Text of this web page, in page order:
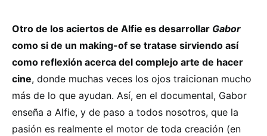
Otro de los aciertos de Alfie es desarrollar Gabor
como si de un making-of se tratase sirviendo así
como reflexión acerca del complejo arte de hacer
cine, donde muchas veces los ojos traicionan mucho
más de lo que ayudan. Así, en el documental, Gabor
enseña a Alfie, y de paso a todos nosotros, que la
pasión es realmente el motor de toda creación (en